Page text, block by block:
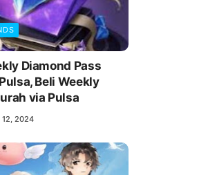
Diamond Pass
Beli Weekly
via Pulsa
12, 2024